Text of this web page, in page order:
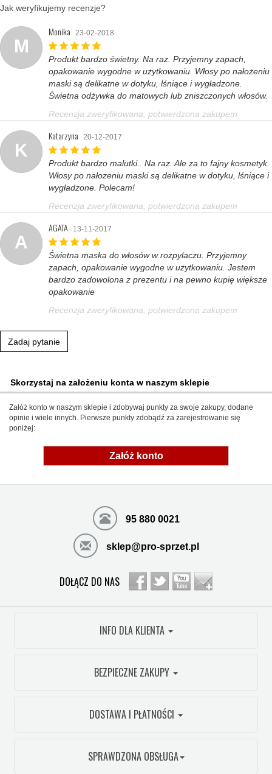
Jak weryfikujemy recenzje?
M
Monika 23-02-2018
Produkt bardzo świetny. Na raz. Przyjemny zapach,
opakowanie wygodne w użytkowaniu. Włosy po nałożeniu
maski są delikatne w dotyku, lśniące i wygładzone.
Świetna odżywka do matowych lub zniszczonych włosów.
Recenzja zweryfikowana, potwierdzona zakupem
K
Katarzyna 20-12-2017
Produkt bardzo malutki.. Na raz. Ale za to fajny kosmetyk.
Włosy po nałozeniu maski są delikatne w dotyku, lśniące i
wygładzone. Polecam!
Recenzja zweryfikowana, potwierdzona zakupem
A
AGATA 13-11-2017
Świetna maska do włosów w rozpylaczu. Przyjemny
zapach, opakowanie wygodne w użytkowaniu. Jestem
bardzo zadowolona z prezentu i na pewno kupię większe
opakowanie
Recenzja zweryfikowana, potwierdzona zakupem
Zadaj pytanie
Skorzystaj na założeniu konta w naszym sklepie
Załóż konto w naszym sklepie i zdobywaj punkty za swoje zakupy, dodane
opinie i wiele innych. Pierwsze punkty zdobądź za zarejestrowanie się
poniżej:
Załóż konto
95 880 0021
sklep@pro-sprzet.pl
DOŁĄCZ DO NAS
INFO DLA KLIENTA
BEZPIECZNE ZAKUPY
DOSTAWA I PŁATNOŚCI
SPRAWDZONA OBSŁUGA